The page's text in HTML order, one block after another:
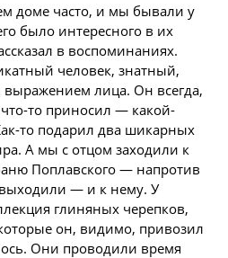
доме часто, и мы бывали у
было интересного в их
в воспоминаниях.
человек, знатный,
лица. Он всегда,
то приносил — какой-
то подарил два шикарных
А мы с отцом заходили к
Поплавского — напротив
— и к нему. У
глиняных черепков,
он, видимо, привозил
Они проводили время